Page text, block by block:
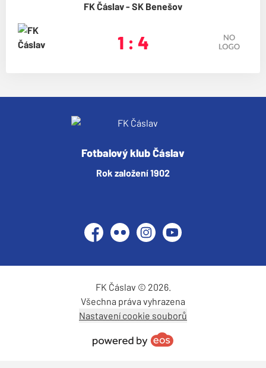
FK Čáslav - SK Benešov
1 : 4
Fotbalový klub Čáslav
Rok založení 1902
Facebook
Flickr InstagramYouTube
FK Čáslav © 2026.
Všechna práva vyhrazena
Nastavení cookie souborů